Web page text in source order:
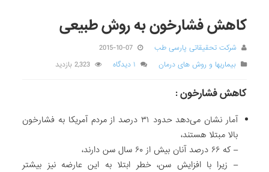
کاهش فشارخون به روش طبیعی
شرکت تحقیقاتی پارسی طب
2015-10-07
بیماریها و روش های درمان
۱ دیدگاه 2,323 بازدید
کاهش فشارخون :
آمار نشان می‌دهد حدود ۳۱ درصد از مردم آمریکا به فشارخون
بالا مبتلا هستند،
– که ۶۶ درصد آنان بیش از ۶۰ سال سن دارند،
– زیرا با افزایش سن، خطر ابتلا به این عارضه نیز بیشتر